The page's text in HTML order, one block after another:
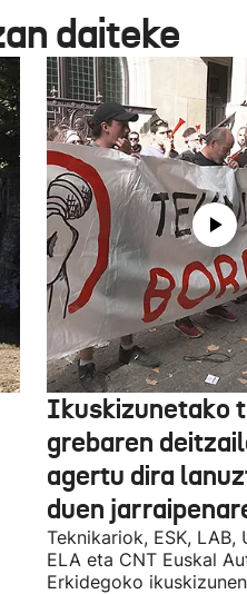
daiteke
Ikuskizunetako
grebaren
agertu dira
duen
Teknikariok, ESK, LAB,
ELA eta CNT Euskal
Erkidegoko